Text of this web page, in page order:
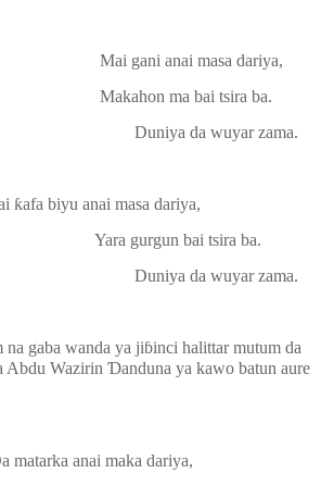
Mai gani anai masa dariya,
Makahon ma bai tsira ba.
Duniya da wuyar zama.
ƙafa biyu anai masa dariya,
Yara gurgun bai tsira ba.
Duniya da wuyar zama.
gaba wanda ya jiɓinci halittar mutum da
Abdu Wazirin Ɗanduna ya kawo batun aure
matarka anai maka dariya,